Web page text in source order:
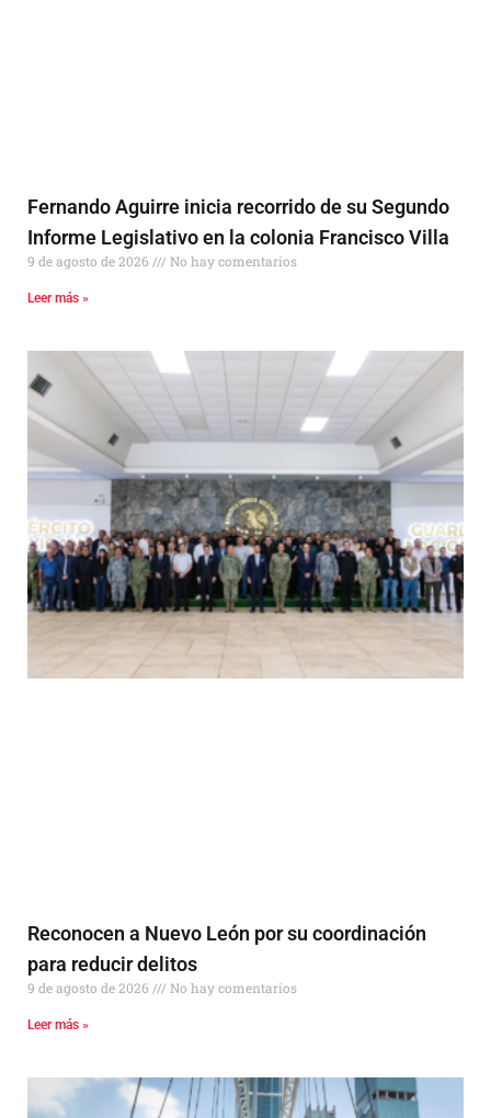
Fernando Aguirre inicia recorrido de su Segundo
Informe Legislativo en la colonia Francisco Villa
9 de agosto de 2026 No hay comentarios
Leer más »
Reconocen a Nuevo León por su coordinación
para reducir delitos
9 de agosto de 2026 No hay comentarios
Leer más »